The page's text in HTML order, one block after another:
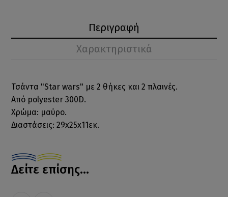
Περιγραφή
Χαρακτηριστικά
Τσάντα "Star wars" με 2 θήκες και 2 πλαινές.
Από polyester 300D.
Χρώμα: μαύρο.
Διαστάσεις: 29x25x11εκ.
Δείτε επίσης...